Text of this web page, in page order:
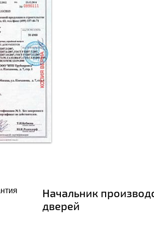
Начальник
дверей